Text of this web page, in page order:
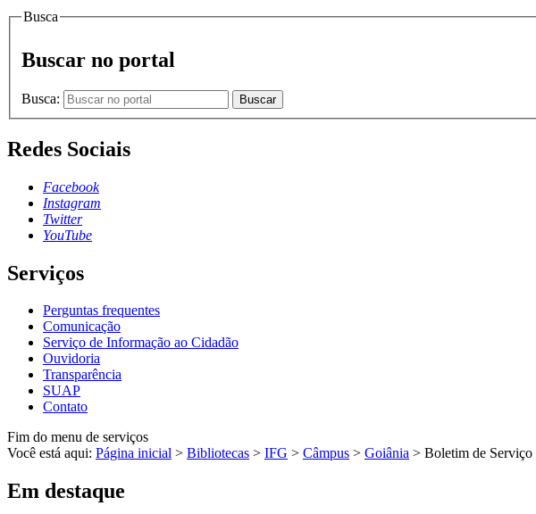
Busca
Buscar no portal
Busca: Buscar
Redes Sociais
Facebook
Instagram
Twitter
YouTube
Serviços
Perguntas frequentes
Comunicação
Serviço de Informação ao Cidadão
Ouvidoria
Transparência
SUAP
Contato
Fim do menu de serviços
Você está aqui: Página inicial > Bibliotecas > IFG > Câmpus > Goiânia > Boletim de
Em destaque